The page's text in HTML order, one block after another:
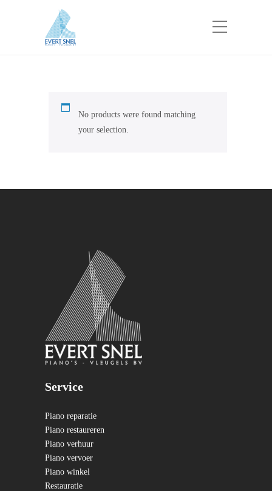
No products were found matching
your selection.
Service
Piano reparatie
Piano restaureren
Piano verhuur
Piano vervoer
Piano winkel
Restauratie